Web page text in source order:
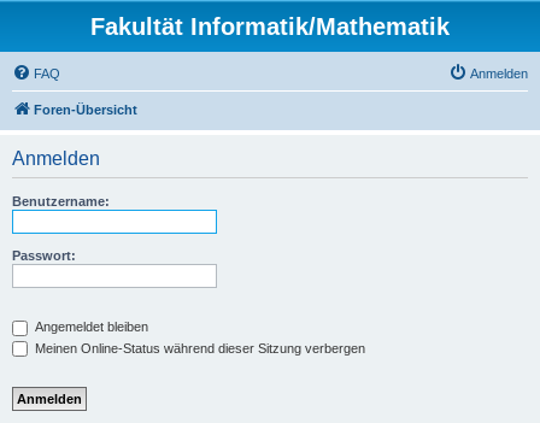
Fakultät Informatik/Mathematik
FAQ Anmelden
Foren-Übersicht
Anmelden
Benutzername:
Passwort:
Angemeldet bleiben
Meinen Online-Status während dieser Sitzung verbergen